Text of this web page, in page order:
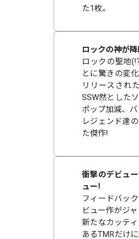
た1枚。
ロックの神が
ロックの聖地
とに驚きの変
リリースされ
SSW然とした
ポップ加減、
レジェンド達
た傑作!
衝撃のデビュ
ュー!
フィードバッ
ビュー作がジ
新たなカッテ
あるTMRだけ